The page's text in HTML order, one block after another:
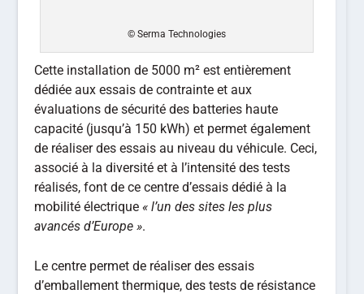
© Serma Technologies
Cette installation de 5000 m² est entièrement
dédiée aux essais de contrainte et aux
évaluations de sécurité des batteries haute
capacité (jusqu’à 150 kWh) et permet également
de réaliser des essais au niveau du véhicule. Ceci,
associé à la diversité et à l’intensité des tests
réalisés, font de ce centre d’essais dédié à la
mobilité électrique« l’un des sites les plus
avancés d’Europe ».
Le centre permet de réaliser des essais
d’emballement thermique, des tests de résistance